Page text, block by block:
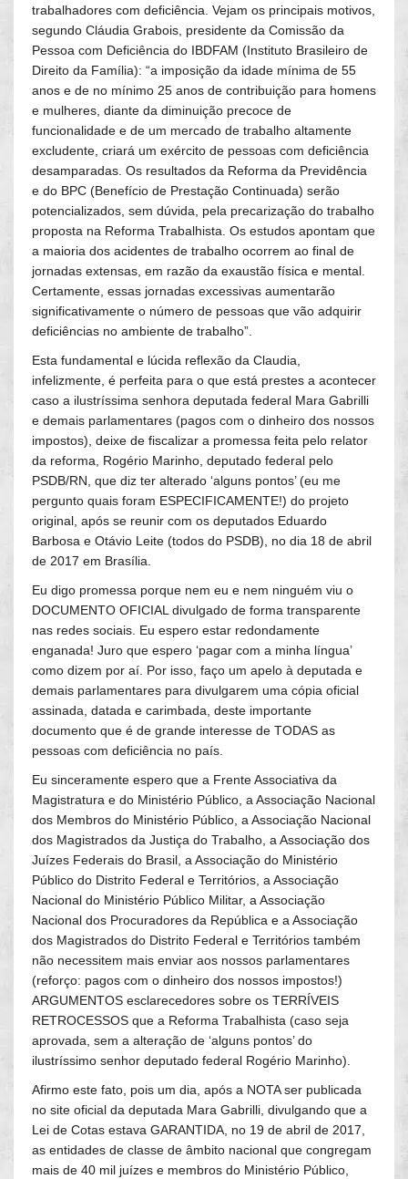
trabalhadores com deficiência. Vejam os principais motivos,
segundo Cláudia Grabois, presidente da Comissão da
Pessoa com Deficiência do IBDFAM (Instituto Brasileiro de
Direito da Família): “a imposição da idade mínima de 55
anos e de no mínimo 25 anos de contribuição para homens
e mulheres, diante da diminuição precoce de
funcionalidade e de um mercado de trabalho altamente
excludente, criará um exército de pessoas com deficiência
desamparadas. Os resultados da Reforma da Previdência
e do BPC (Benefício de Prestação Continuada) serão
potencializados, sem dúvida, pela precarização do trabalho
proposta na Reforma Trabalhista. Os estudos apontam que
a maioria dos acidentes de trabalho ocorrem ao final de
jornadas extensas, em razão da exaustão física e mental.
Certamente, essas jornadas excessivas aumentarão
significativamente o número de pessoas que vão adquirir
deficiências no ambiente de trabalho”.
Esta fundamental e lúcida reflexão da Claudia,
infelizmente, é perfeita para o que está prestes a acontecer
caso a ilustríssima senhora deputada federal Mara Gabrilli
e demais parlamentares (pagos com o dinheiro dos nossos
impostos), deixe de fiscalizar a promessa feita pelo relator
da reforma, Rogério Marinho, deputado federal pelo
PSDB/RN, que diz ter alterado ‘alguns pontos’ (eu me
pergunto quais foram ESPECIFICAMENTE!) do projeto
original, após se reunir com os deputados Eduardo
Barbosa e Otávio Leite (todos do PSDB), no dia 18 de abril
de 2017 em Brasília.
Eu digo promessa porque nem eu e nem ninguém viu o
DOCUMENTO OFICIAL divulgado de forma transparente
nas redes sociais. Eu espero estar redondamente
enganada! Juro que espero ‘pagar com a minha língua’
como dizem por aí. Por isso, faço um apelo à deputada e
demais parlamentares para divulgarem uma cópia oficial
assinada, datada e carimbada, deste importante
documento que é de grande interesse de TODAS as
pessoas com deficiência no país.
Eu sinceramente espero que a Frente Associativa da
Magistratura e do Ministério Público, a Associação Nacional
dos Membros do Ministério Público, a Associação Nacional
dos Magistrados da Justiça do Trabalho, a Associação dos
Juízes Federais do Brasil, a Associação do Ministério
Público do Distrito Federal e Territórios, a Associação
Nacional do Ministério Público Militar, a Associação
Nacional dos Procuradores da República e a Associação
dos Magistrados do Distrito Federal e Territórios também
não necessitem mais enviar aos nossos parlamentares
(reforço: pagos com o dinheiro dos nossos impostos!)
ARGUMENTOS esclarecedores sobre os TERRÍVEIS
RETROCESSOS que a Reforma Trabalhista (caso seja
aprovada, sem a alteração de ‘alguns pontos’ do
ilustríssimo senhor deputado federal Rogério Marinho).
Afirmo este fato, pois um dia, após a NOTA ser publicada
no site oficial da deputada Mara Gabrilli, divulgando que a
Lei de Cotas estava GARANTIDA, no 19 de abril de 2017,
as entidades de classe de âmbito nacional que congregam
mais de 40 mil juízes e membros do Ministério Público,